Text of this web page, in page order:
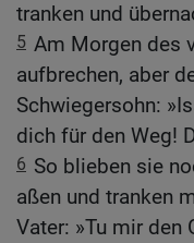
tranken und
5 Am Morgen des
aufbrechen, aber
Schwiegersohn:
dich für den Weg!
6 So blieben sie
aßen und tranken
Vater: »Tu mir den